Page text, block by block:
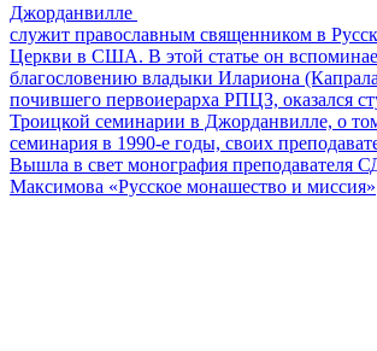
Джорданвилле
служит православным священником в
Церкви в США. В этой статье он
благословению владыки Илариона
почившего первоиерарха РПЦЗ, оказался
Троицкой семинарии в Джорданвилле, о
семинария в 1990-е годы, своих
Вышла в свет монография преподавателя
Максимова «Русское монашество и миссия»